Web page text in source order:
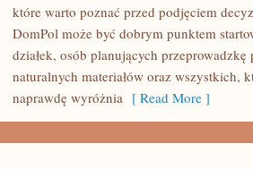
WYKOŃCZENIA
które warto poznać przed podjęciem
DomPol może być dobrym punktem
działek, osób planujących
naturalnych materiałów oraz wszystkich,
naprawdę wyróżnia [ Read More ]